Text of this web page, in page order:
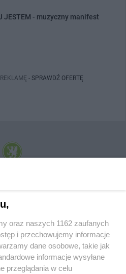
JESTEM - muzyczny manifest
- SPRAWDŹ OFERTĘ
Internetowy Serwis Informacyjny Miasta
oraz naszych 1162 zaufanych
i przechowujemy informacje
dane osobowe, takie jak
informacje wysyłane
przeglądania w celu